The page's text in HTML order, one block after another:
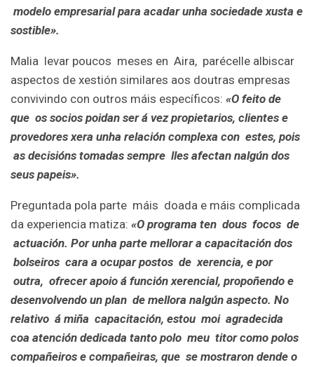
modelo empresarial para acadar unha sociedade xusta e
sostible».
Malia levar poucos meses en Aira, parécelle albiscar
aspectos de xestión similares aos doutras empresas
convivindo con outros máis específicos: «O feito de
que os socios poidan ser á vez propietarios, clientes e
provedores xera unha relación complexa con estes, pois
as decisións tomadas sempre lles afectan nalgún dos
seus papeis».
Preguntada pola parte máis doada e máis complicada
da experiencia matiza: «O programa ten dous focos de
actuación. Por unha parte mellorar a capacitación dos
bolseiros cara a ocupar postos de xerencia, e por
outra, ofrecer apoio á función xerencial, propoñendo e
desenvolvendo un plan de mellora nalgún aspecto. No
relativo á miña capacitación, estou moi agradecida
coa atención dedicada tanto polo meu titor como polos
compañeiros e compañeiras, que se mostraron dende o